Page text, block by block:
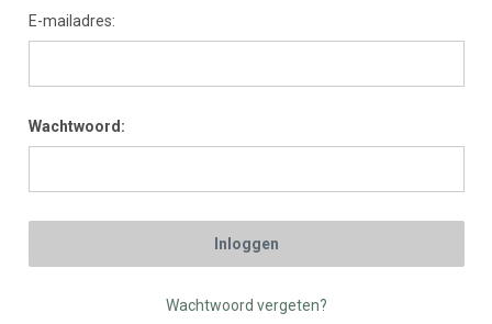
E-mailadres:
Wachtwoord:
Wachtwoord vergeten?